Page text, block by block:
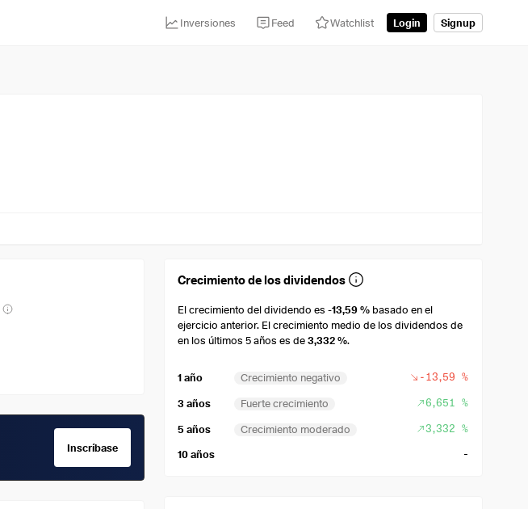
Inversiones Feed Watchlist Login Signup
Inscríbase
Crecimiento de los dividendos
El crecimiento del dividendo es-13,59 % basado en el
ejercicio anterior. El crecimiento medio de los dividendos de
en los últimos 5 años es de3,332 %.
1 año Crecimiento negativo -13,59 %
3 años Fuerte crecimiento 6,651 %
5 años Crecimiento moderado
3,332 %
10 años
-